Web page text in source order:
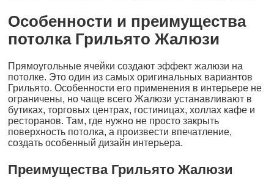
Особенности и преимущества
потолка Грильято Жалюзи
Прямоугольные ячейки создают эффект жалюзи на
потолке. Это один из самых оригинальных вариантов
Грильято. Особенности его применения в интерьере не
ограничены, но чаще всего Жалюзи устанавливают в
бутиках, торговых центрах, гостиницах, холлах кафе и
ресторанов. Там, где нужно не просто закрыть
поверхность потолка, а произвести впечатление,
создать особенный дизайн интерьера.
Преимущества Грильято Жалюзи